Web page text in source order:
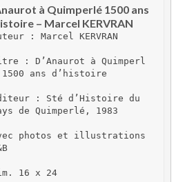
à Quimperlé 1500 ans
– Marcel KERVRAN
: Marcel KERVRAN
: D’Anaurot à Quimperl
ans d’histoire
: Sté d’Histoire du
de Quimperlé, 1983
photos et illustrations
16 x 24